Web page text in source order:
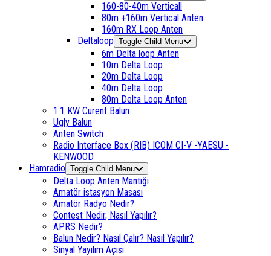
160-80-40m Verticall
80m +160m Vertical Anten
160m RX Loop Anten
Deltaloop Toggle Child Menu
6m Delta loop Anten
10m Delta Loop
20m Delta Loop
40m Delta Loop
80m Delta Loop Anten
1:1 KW Curent Balun
Ugly Balun
Anten Switch
Radio Interface Box (RIB) ICOM CI-V -YAESU -
KENWOOD
Hamradio Toggle Child Menu
Delta Loop Anten Mantığı
Amatör istasyon Masası
Amatör Radyo Nedir?
Contest Nedir, Nasıl Yapılır?
APRS Nedir?
Balun Nedir? Nasıl Çalır? Nasıl Yapılır?
Sinyal Yayılım Açısı